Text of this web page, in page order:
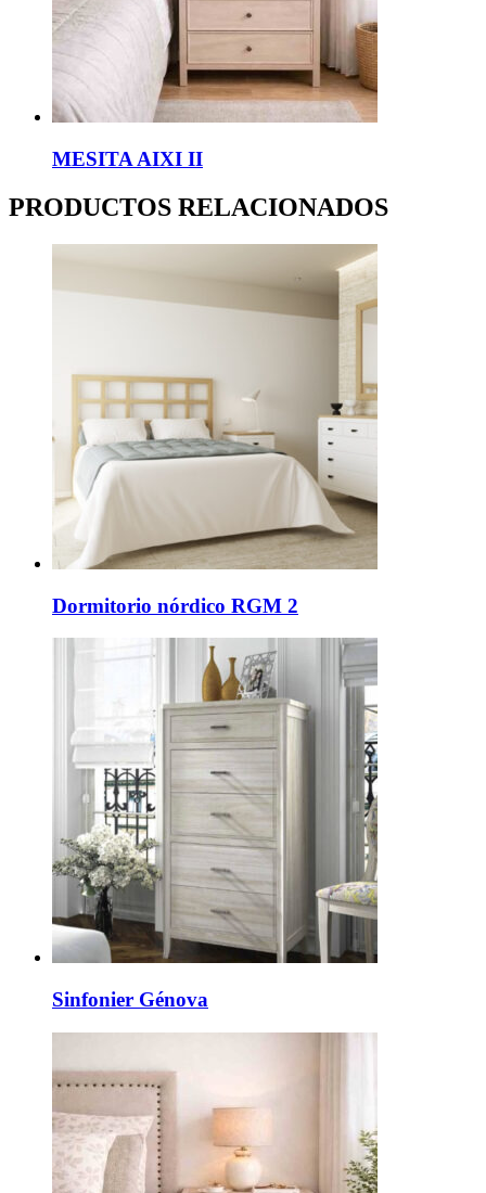
MESITA AIXI II
PRODUCTOS RELACIONADOS
Dormitorio nórdico RGM 2
Sinfonier Génova